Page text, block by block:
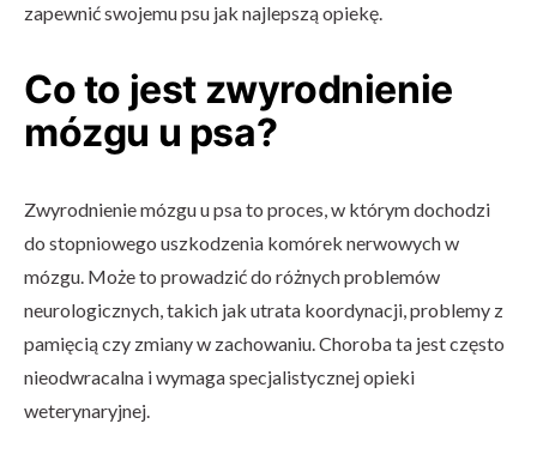
zapewnić swojemu psu jak najlepszą opiekę.
Co to jest zwyrodnienie
mózgu u psa?
Zwyrodnienie mózgu u psa to proces, w którym dochodzi
do stopniowego uszkodzenia komórek nerwowych w
mózgu. Może to prowadzić do różnych problemów
neurologicznych, takich jak utrata koordynacji, problemy z
pamięcią czy zmiany w zachowaniu. Choroba ta jest często
nieodwracalna i wymaga specjalistycznej opieki
weterynaryjnej.